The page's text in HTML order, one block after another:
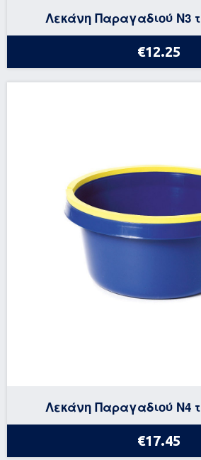
Λεκάνη Παραγαδιού Ν3
€12.25
Λεκάνη Παραγαδιού Ν4
€17.45